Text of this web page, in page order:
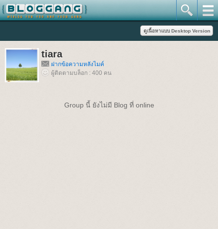
tiara
ฝากข้อความหลังไมค์
ผู้ติดตามบล็อก : 400 คน
Group นี้ ยังไม่มี Blog ที่ online